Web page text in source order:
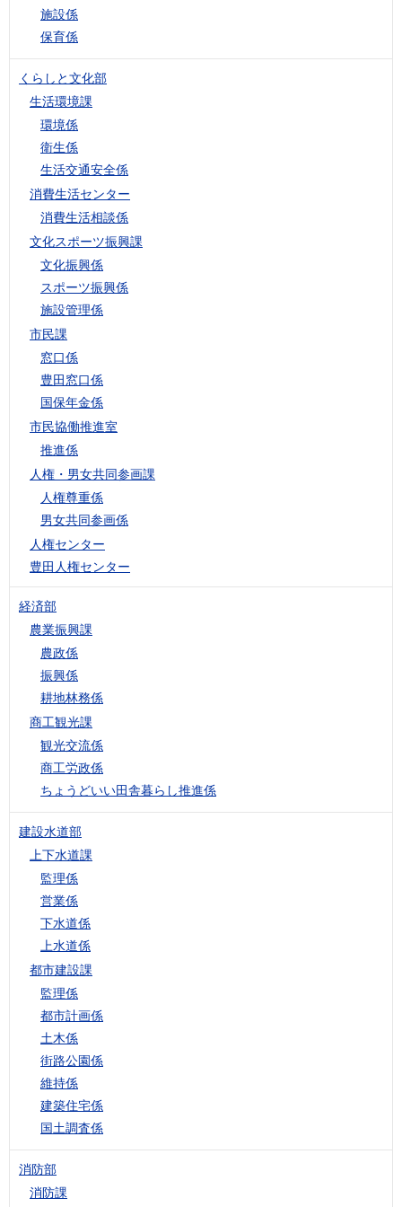
施設係
保育係
くらしと文化部
生活環境課
環境係
衛生係
生活交通安全係
消費生活センター
消費生活相談係
文化スポーツ振興課
文化振興係
スポーツ振興係
施設管理係
市民課
窓口係
豊田窓口係
国保年金係
市民協働推進室
推進係
人権・男女共同参画課
人権尊重係
男女共同参画係
人権センター
豊田人権センター
経済部
農業振興課
農政係
振興係
耕地林務係
商工観光課
観光交流係
商工労政係
ちょうどいい田舎暮らし推進係
建設水道部
上下水道課
監理係
営業係
下水道係
上水道係
都市建設課
監理係
都市計画係
土木係
街路公園係
維持係
建築住宅係
国土調査係
消防部
消防課